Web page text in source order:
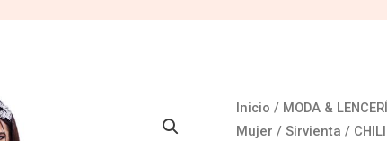
Inicio / MODA &
Mujer /Sirvienta /
CHILIROSE
-